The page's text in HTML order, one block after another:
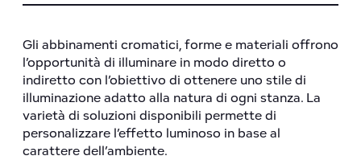
Gli abbinamenti cromatici, forme e materiali offrono
l’opportunità di illuminare in modo diretto o
indiretto con l’obiettivo di ottenere uno stile di
illuminazione adatto alla natura di ogni stanza. La
varietà di soluzioni disponibili permette di
personalizzare l’effetto luminoso in base al
carattere dell’ambiente.